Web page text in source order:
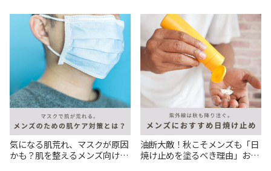
気になる肌荒れ、マスクが原因
かも？肌を整えるメンズ向けス
油断大敵！秋こそメンズも「日
焼け止めを塗るべき理由」おす